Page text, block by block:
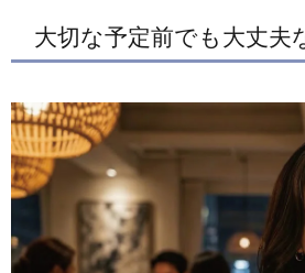
大切な予定前でも大丈夫